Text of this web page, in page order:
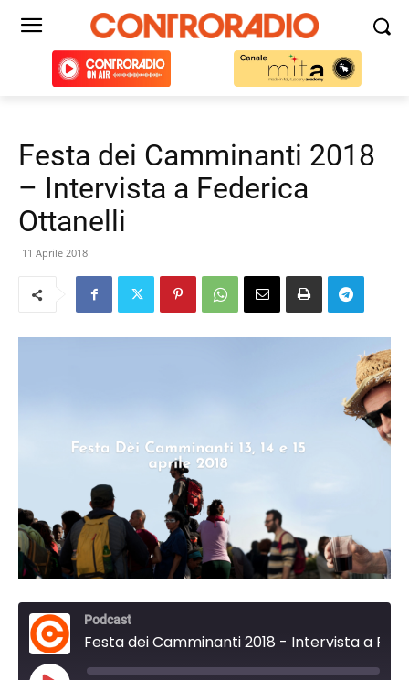
Festa dei Camminanti 2018
– Intervista a Federica
Ottanelli
11 Aprile 2018
Podcast